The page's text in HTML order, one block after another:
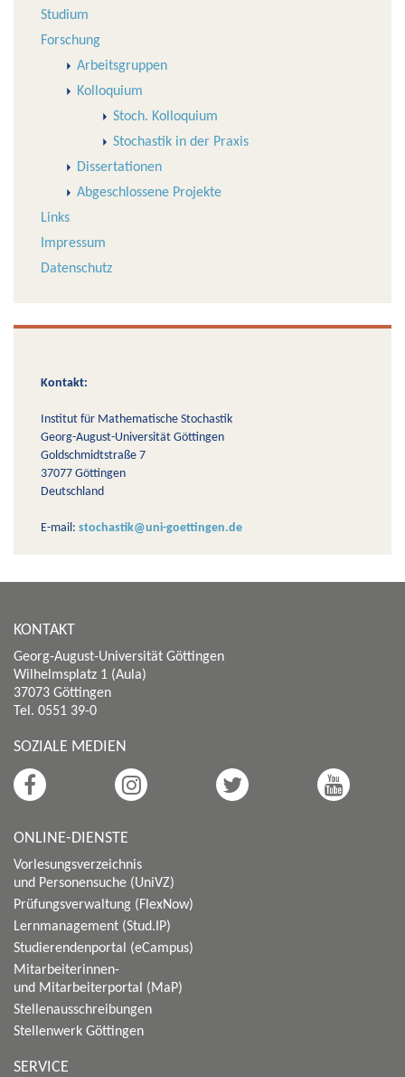
Studium
Forschung
Arbeitsgruppen
Kolloquium
Stoch. Kolloquium
Stochastik in der Praxis
Dissertationen
Abgeschlossene Projekte
Links
Impressum
Datenschutz
Kontakt:
Institut für Mathematische Stochastik
Georg-August-Universität Göttingen
Goldschmidtstraße 7
37077 Göttingen
Deutschland
E-mail: stochastik@uni-goettingen.de
KONTAKT
Georg-August-Universität Göttingen
Wilhelmsplatz 1 (Aula)
37073 Göttingen
Tel. 0551 39-0
SOZIALE MEDIEN
ONLINE-DIENSTE
Vorlesungsverzeichnis
und Personensuche (UniVZ)
Prüfungsverwaltung (FlexNow)
Lernmanagement (Stud.IP)
Studierendenportal (eCampus)
Mitarbeiterinnen-
und Mitarbeiterportal (MaP)
Stellenausschreibungen
Stellenwerk Göttingen
SERVICE